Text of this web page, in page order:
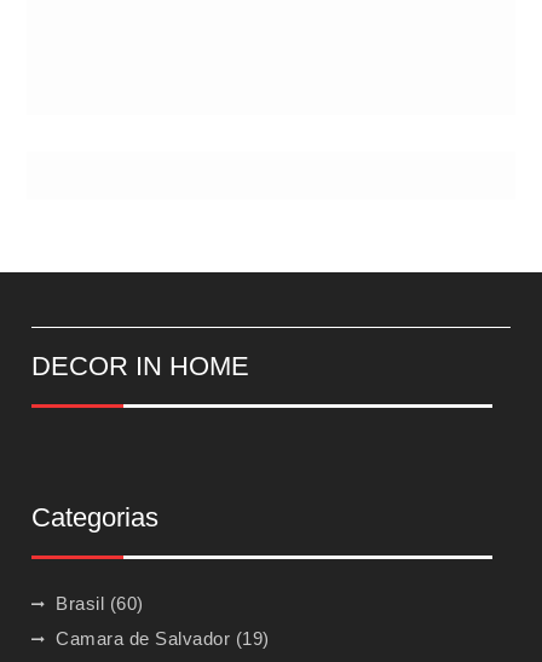
DECOR IN HOME
Categorias
Brasil (60)
Camara de Salvador (19)